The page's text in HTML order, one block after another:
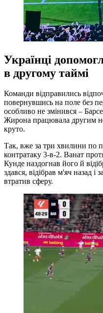
Українці
в другому таймі
Команди відправились
повернувшись на поле без
особливо не змінився –
Жирона працювала другим
круто.
Так, вже за три хвилини по
контратаку 3-в-2. Ванат
Кунде наздогнав його й
здався, відібрав м'яч назад
втратив сферу.